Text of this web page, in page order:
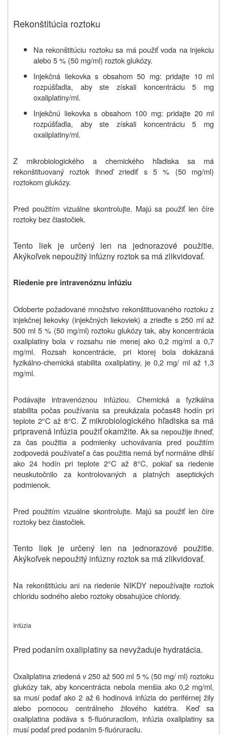
Rekonštitúcia roztoku
Na rekonštitúciu roztoku sa má použiť voda na injekciu
alebo 5 % (50 mg/ml) roztok glukózy.
Injekčná liekovka s obsahom 50 mg: pridajte 10 ml
rozpúšťadla, aby ste získali koncentráciu 5 mg
oxaliplatiny/ml.
Injekčnú liekovka s obsahom 100 mg: pridajte 20 ml
rozpúšťadla, aby ste získali koncentráciu 5 mg
oxaliplatiny/ml.
Z mikrobiologického a chemického hľadiska sa má
rekonštituovaný roztok ihneď zriediť s 5 % (50 mg/ml)
roztokom glukózy.
Pred použitím vizuálne skontrolujte. Majú sa použiť len číre
roztoky bezčiastočiek.
Tento liek je určený len na jednorazové použitie.
Akýkoľvek nepoužitý infúzny roztok sa má zlikvidovať.
Riedenie pre intravenóznu infúziu
Odoberte požadované množstvo rekonštituovaného roztoku z
injekčnej liekovky (injekčných liekoviek) a zrieďte s 250 ml až
500 ml 5 % (50 mg/ml) roztoku glukózy tak, aby koncentrácia
oxaliplatiny bola v rozsahu nie menej ako 0,2 mg/ml a 0,7
mg/ml. Rozsah koncentrácie, pri ktorej bola dokázaná
fyzikálno-chemická stabilita oxaliplatiny, je 0,2 mg/ ml až 1,3
mg/ml.
Podávajte intravenóznou infúziou. Chemická a fyzikálna
stabilita počas používania sa preukázala počas48 hodín pri
teplote 2°C až 8°C. Z mikrobiologického hľadiska sa má
pripravená infúzia použiť okamžite.Ak sa nepoužije ihneď,
za čas použitia a podmienky uchovávania pred použitím
zodpovedá používateľ a čas použitia nemá byť normálne dlhší
ako 24 hodín pri teplote 2°C až 8°C, pokiaľ sa riedenie
neuskutočnilo za kontrolovaných a platných aseptických
podmienok.
Pred použitím vizuálne skontrolujte. Majú sa použiť len číre
roztoky bezčiastočiek.
Tento liek je určený len na jednorazové použitie.
Akýkoľvek nepoužitý infúzny roztok sa má zlikvidovať.
Na rekonštitúciu ani na riedenie NIKDY nepoužívajte roztok
chloridu sodného alebo roztoky obsahujúce chloridy.
Infúzia
Pred podaním oxaliplatiny sa nevyžaduje hydratácia.
Oxaliplatina zriedená v 250 až 500 ml 5 % (50 mg/ ml) roztoku
glukózy tak, aby koncentrácia nebola menšia ako 0,2 mg/ml,
sa musí podať ako 2 až 6 hodinová infúzia do periférnej žily
alebo pomocou centrálneho žilového katétra. Keď sa
oxaliplatina podáva s 5-fluóruracilom, infúzia oxaliplatiny sa
musí podať pred podaním5-fluóruracilu.